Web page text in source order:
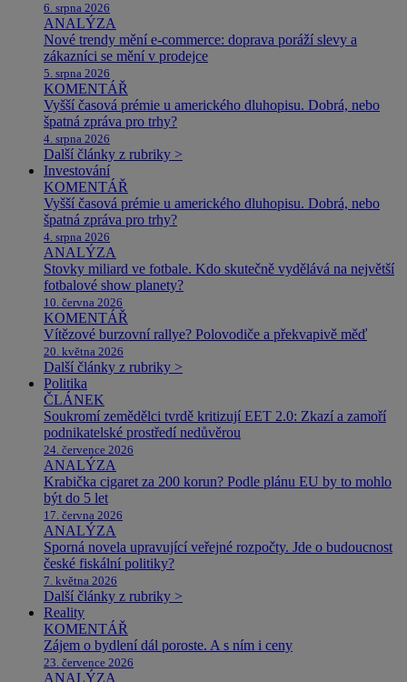
6. srpna 2026
ANALÝZA
Nové trendy mění e-commerce: doprava poráží slevy a
zákazníci se mění v prodejce
5. srpna 2026
KOMENTÁŘ
Vyšší časová prémie u amerického dluhopisu. Dobrá, nebo
špatná zpráva pro trhy?
4. srpna 2026
Další články z rubriky >
Investování
KOMENTÁŘ
Vyšší časová prémie u amerického dluhopisu. Dobrá, nebo
špatná zpráva pro trhy?
4. srpna 2026
ANALÝZA
Stovky miliard ve fotbale. Kdo skutečně vydělává na největší
fotbalové show planety?
10. června 2026
KOMENTÁŘ
Vítězové burzovní rallye? Polovodiče a překvapivě měď
20. května 2026
Další články z rubriky >
Politika
ČLÁNEK
Soukromí zemědělci tvrdě kritizují EET 2.0: Zkazí a zamoří
podnikatelské prostředí nedůvěrou
24. července 2026
ANALÝZA
Krabička cigaret za 200 korun? Podle plánu EU by to mohlo
být do 5 let
17. června 2026
ANALÝZA
Sporná novela upravující veřejné rozpočty. Jde o budoucnost
české fiskální politiky?
7. května 2026
Další články z rubriky >
Reality
KOMENTÁŘ
Zájem o bydlení dál poroste. A s ním i ceny
23. července 2026
ANALÝZA